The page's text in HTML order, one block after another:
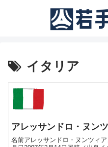
イタリア
アレッサンドロ・ヌン
名前アレッサンドロ・ヌンツィ